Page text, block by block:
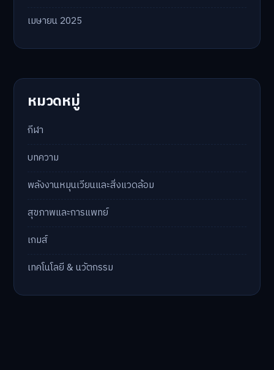
เมษายน 2025
หมวดหมู่
กีฬา
บทความ
พลังงานหมุนเวียนและสิ่งแวดล้อม
สุขภาพและการแพทย์
เกมส์
เทคโนโลยี & นวัตกรรม